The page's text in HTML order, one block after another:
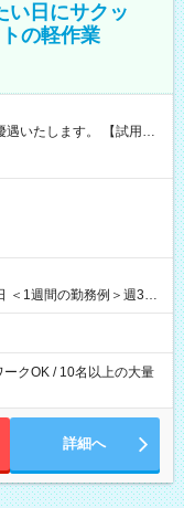
い日にサクッ
の軽作業
ます。 【試用期
＜1週間の勤務例＞週3回
時にお仕事
クOK / 10名以上の大量
詳細へ